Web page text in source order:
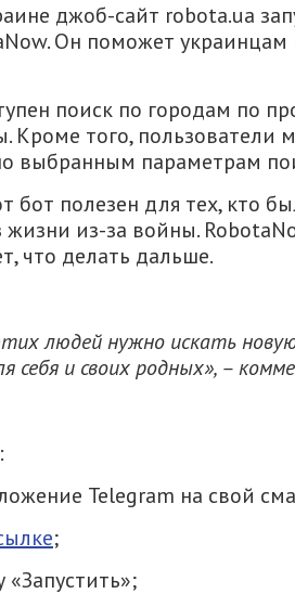
джоб-сайт robota.ua
Он поможет
поиск по городам по
Кроме того, пользователи
выбранным параметрам
бот полезен для тех, кто
из-за войны.
что делать дальше.
людей нужно искать
себя и своих родных», –
Telegram на свой
;